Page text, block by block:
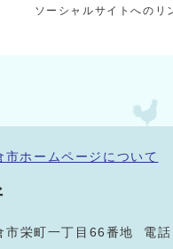
ソーシャルサイトへのリ
市ホームページについて
市栄町一丁目66番地 電